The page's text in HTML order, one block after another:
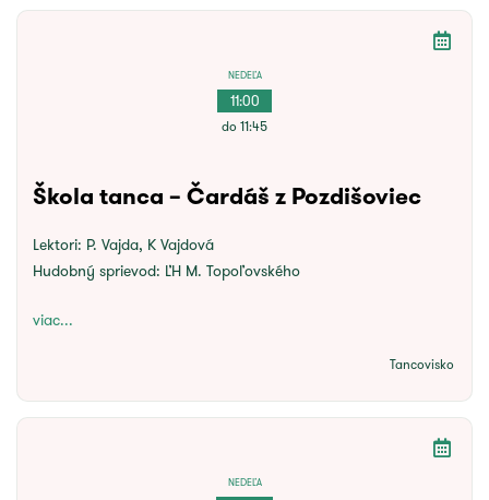
NEDEĽA
11:00
do 11:45
Škola tanca – Čardáš z Pozdišoviec
Lektori: P. Vajda, K Vajdová
Hudobný sprievod: ĽH M. Topoľovského
viac...
Tancovisko
NEDEĽA